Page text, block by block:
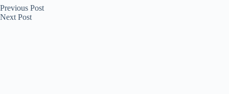
Previous Post
Next Post